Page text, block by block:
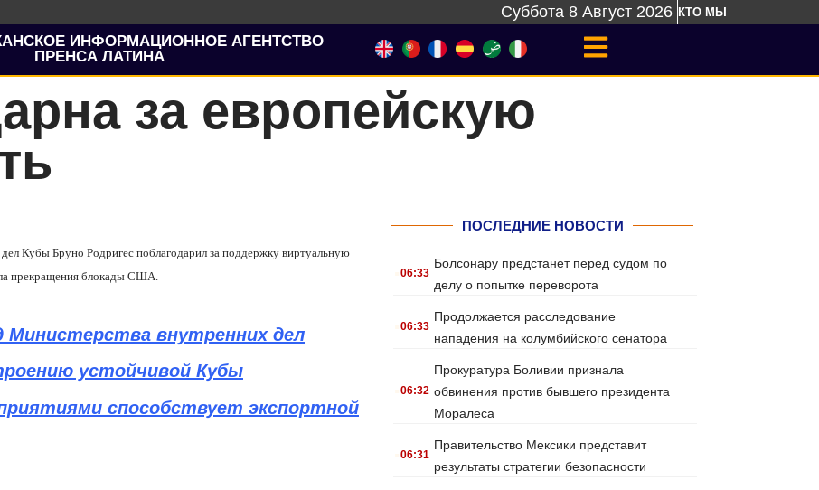
Суббота 8 Август 2026 КТО МЫ
ИНФОРМАЦИОННОЕ АГЕНТСТВО
ПРЕНСА ЛАТИНА
за европейскую
Кубы Бруно Родригес поблагодарил за поддержку виртуальную
прекращения блокады США.
Министерства внутренних дел
устойчивой Кубы
способствует экспортной
ПОСЛЕДНИЕ НОВОСТИ
.06:33
Болсонару предстанет перед судом по
делу о попытке переворота
.06:33
Продолжается расследование
нападения на колумбийского сенатора
.06:32
Прокуратура Боливии признала
обвинения против бывшего президента
Моралеса
.06:31
Правительство Мексики представит
результаты стратегии безопасности